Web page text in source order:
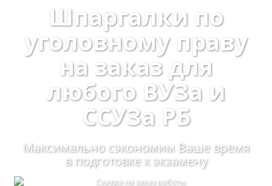
Шпаргалки по
уголовному праву
на заказ для
любого ВУЗа и
ССУЗа РБ
Максимально сэкономим Ваше время
в подготовке к экзамену